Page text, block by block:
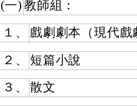
(一) 教師組：
１、
戲劇劇本（現代戲
２、
短篇小說
３、
散文